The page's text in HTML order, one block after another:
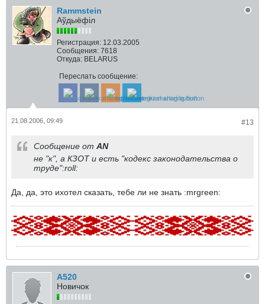
Rammstein
Аўдыёфіл
Регистрация: 12.03.2005
Сообщения: 7618
Откуда: BELARUS
Переслать сообщение:
#13
21.08.2006, 09:49
Сообщение от AN
не "к", а КЗОТ и есть "кодекс законодательства о
труде":roll:
Да, да, это ихотел сказать, тебе ли не знать :mrgreen:
A520
Новичок